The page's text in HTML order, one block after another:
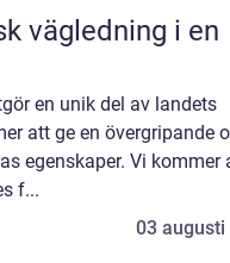
vägledning i en
en unik del av landets
att ge en övergripande
egenskaper. Vi kommer
f...
03 augusti